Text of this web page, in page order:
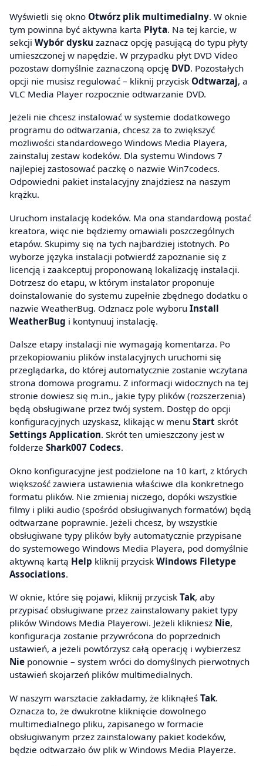
Wyświetli się okno Otwórz plik multimedialny. W oknie
tym powinna być aktywna karta Płyta. Na tej karcie, w
sekcji Wybór dysku zaznacz opcję pasującą do typu płyty
umieszczonej w napędzie. W przypadku płyt DVD Video
pozostaw domyślnie zaznaczoną opcję DVD. Pozostałych
opcji nie musisz regulować – kliknij przycisk Odtwarzaj, a
VLC Media Player rozpocznie odtwarzanie DVD.
Jeżeli nie chcesz instalować w systemie dodatkowego
programu do odtwarzania, chcesz za to zwiększyć
możliwości standardowego Windows Media Playera,
zainstaluj zestaw kodeków. Dla systemu Windows 7
najlepiej zastosować paczkę o nazwie Win7codecs.
Odpowiedni pakiet instalacyjny znajdziesz na naszym
krążku.
Uruchom instalację kodeków. Ma ona standardową postać
kreatora, więc nie będziemy omawiali poszczególnych
etapów. Skupimy się na tych najbardziej istotnych. Po
wyborze języka instalacji potwierdź zapoznanie się z
licencją i zaakceptuj proponowaną lokalizację instalacji.
Dotrzesz do etapu, w którym instalator proponuje
doinstalowanie do systemu zupełnie zbędnego dodatku o
nazwie WeatherBug. Odznacz pole wyboru Install
WeatherBug i kontynuuj instalację.
Dalsze etapy instalacji nie wymagają komentarza. Po
przekopiowaniu plików instalacyjnych uruchomi się
przeglądarka, do której automatycznie zostanie wczytana
strona domowa programu. Z informacji widocznych na tej
stronie dowiesz się m.in., jakie typy plików (rozszerzenia)
będą obsługiwane przez twój system. Dostęp do opcji
konfiguracyjnych uzyskasz, klikając w menu Start skrót
Settings Application. Skrót ten umieszczony jest w
folderze Shark007 Codecs.
Okno konfiguracyjne jest podzielone na 10 kart, z których
większość zawiera ustawienia właściwe dla konkretnego
formatu plików. Nie zmieniaj niczego, dopóki wszystkie
filmy i pliki audio (spośród obsługiwanych formatów) będą
odtwarzane poprawnie. Jeżeli chcesz, by wszystkie
obsługiwane typy plików były automatycznie przypisane
do systemowego Windows Media Playera, pod domyślnie
aktywną kartą Help kliknij przycisk Windows Filetype
Associations.
W oknie, które się pojawi, kliknij przycisk Tak, aby
przypisać obsługiwane przez zainstalowany pakiet typy
plików Windows Media Playerowi. Jeżeli klikniesz Nie,
konfiguracja zostanie przywrócona do poprzednich
ustawień, a jeżeli powtórzysz całą operację i wybierzesz
Nie ponownie – system wróci do domyślnych pierwotnych
ustawień skojarzeń plików multimedialnych.
W naszym warsztacie zakładamy, że kliknąłeś Tak.
Oznacza to, że dwukrotne kliknięcie dowolnego
multimedialnego pliku, zapisanego w formacie
obsługiwanym przez zainstalowany pakiet kodeków,
będzie odtwarzało ów plik w Windows Media Playerze.